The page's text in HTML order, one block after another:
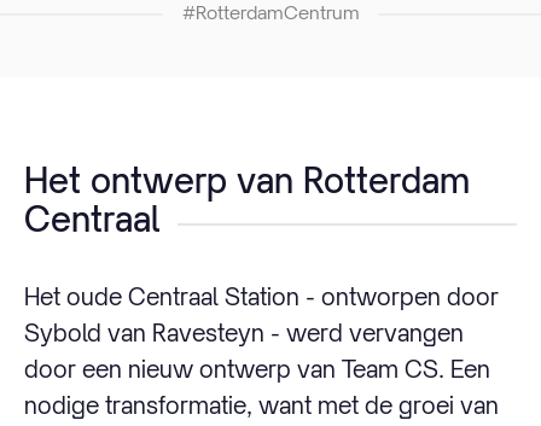
#RotterdamCentrum
Het ontwerp van Rotterdam
Centraal
Het oude Centraal Station - ontworpen door
Sybold van Ravesteyn - werd vervangen
door een nieuw ontwerp van Team CS. Een
nodige transformatie, want met de groei van